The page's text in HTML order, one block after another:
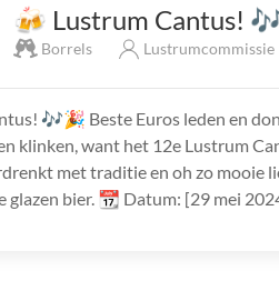
🍻 Lustrum Cantus!
Borrels Lustrumcommissie
🎶🎉 Beste Euros leden en
klinken, want het 12e Lustrum
met traditie en oh zo mooie
glazen bier. 📆 Datum: [29 mei